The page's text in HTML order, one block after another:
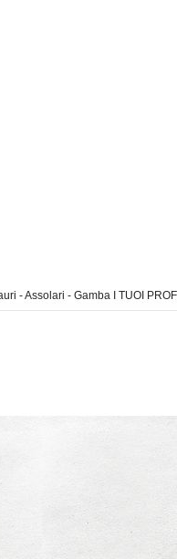
- Assolari - Gamba I TUOI